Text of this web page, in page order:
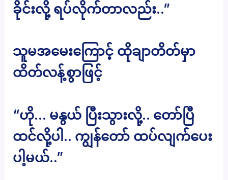
ခိုင်းလို့ ရပ်လိုက်တာလည်း..”
သူမအမေးကြောင့် ထိုချာတိတ်မှာ
ထိတ်လန့်စွာဖြင့်
“ဟို… မနွယ် ပြီးသွားလို့.. တော်ပြီ
ထင်လို့ပါ.. ကျွန်တော် ထပ်လျက်ပေး
ပါ့မယ်..”